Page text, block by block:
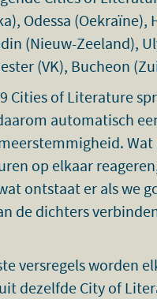
Odessa
(Nieuw-Zeeland),
(VK), Bucheon
Cities of Literature
automatisch
op elkaar
ontstaat er als we
de dichters
versregels worden
dezelfde City of